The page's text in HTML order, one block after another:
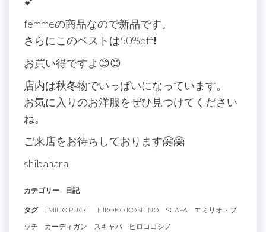
femmeの商品なので新品です。
さらにこのベストは50%off❗️
お買い得ですよ😊😊
店内は秋冬物でいっぱいになっています。
お気に入りのお洋服をぜひ見つけてください
ね。
ご来店をお待ちしております🤗🤗
shibahara
カテゴリー 日記
タグ EMILIO PUCCI HIROKO KOSHINO SCAPA
エミリオ・プ
ッチ
カーディガン スキャパ ヒロココシノ